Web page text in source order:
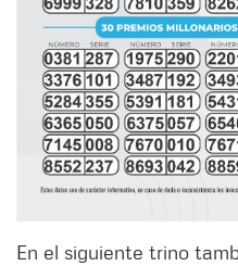
En el siguiente trino